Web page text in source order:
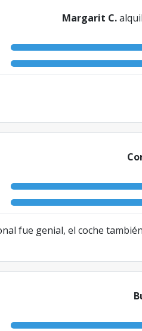
Margarit C.
fue genial, el coche